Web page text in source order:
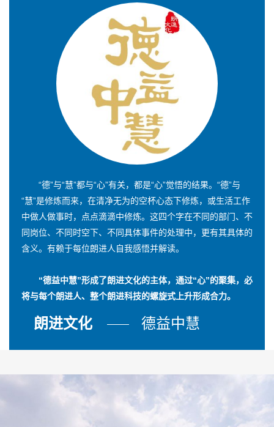
“德”与“慧”都与“心”有关，都是“心”觉悟的结果。“德”与
“慧”是修炼而来，在清净无为的空杯心态下修炼，或生活工作
中做人做事时，点点滴滴中修炼。这四个字在不同的部门、不
同岗位、不同时空下、不同具体事件的处理中，更有其具体的
含义。有赖于每位朗进人自我感悟并解读。
“德益中慧”形成了朗进文化的主体，通过“心”的聚集，必
将与每个朗进人、整个朗进科技的螺旋式上升形成合力。
朗进文化 德益中慧